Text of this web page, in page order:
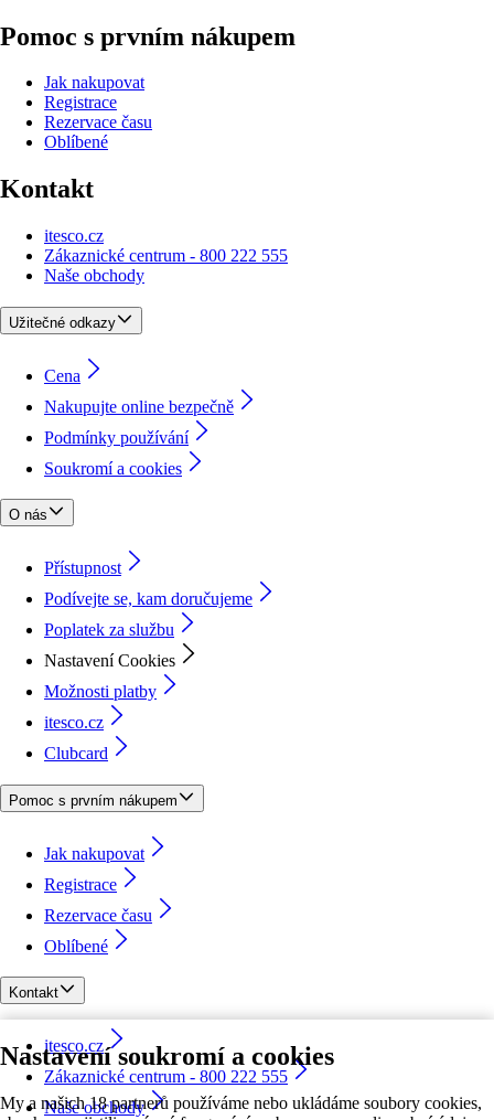
Nastavení soukromí a cookies
My a našich 18 partnerů používáme nebo ukládáme soubory cookies,
Pomoc s prvním nákupem
Jak nakupovat
Registrace
Rezervace času
Oblíbené
Kontakt
itesco.cz
Zákaznické centrum - 800 222 555
Naše obchody
Užitečné odkazy
Cena
Nakupujte online bezpečně
Podmínky používání
Soukromí a cookies
O nás
Přístupnost
Podívejte se, kam doručujeme
Poplatek za službu
Nastavení Cookies
Možnosti platby
itesco.cz
Clubcard
Pomoc s prvním nákupem
Jak nakupovat
Registrace
Rezervace času
Oblíbené
Kontakt
itesco.cz
Zákaznické centrum - 800 222 555
Naše obchody